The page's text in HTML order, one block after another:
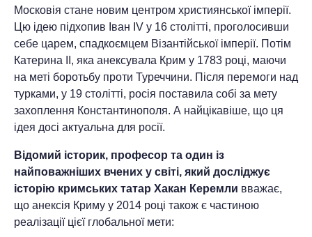
Московія стане новим центром християнської імперії.
Цю ідею підхопив Іван IV у 16 столітті, проголосивши
себе царем, спадкоємцем Візантійської імперії. Потім
Катерина II, яка анексувала Крим у 1783 році, маючи
на меті боротьбу проти Туреччини. Після перемоги над
турками, у 19 столітті, росія поставила собі за мету
захоплення Константинополя. А найцікавіше, що ця
ідея досі актуальна для росії.
Відомий історик, професор та один із
найповажніших вчених у світі, який досліджує
історію кримських татар Хакан Керемли вважає,
що анексія Криму у 2014 році також є частиною
реалізації цієї глобальної мети: